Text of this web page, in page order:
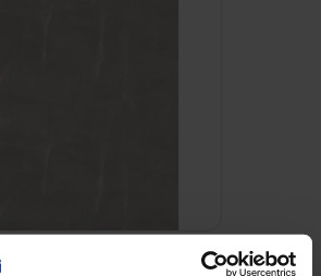
F243 ST76 MARMUR